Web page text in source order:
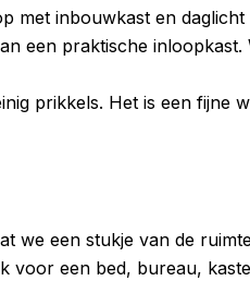
met inbouwkast en daglicht
een praktische inloopkast.
prikkels. Het is een fijne
we een stukje van de
voor een bed, bureau,